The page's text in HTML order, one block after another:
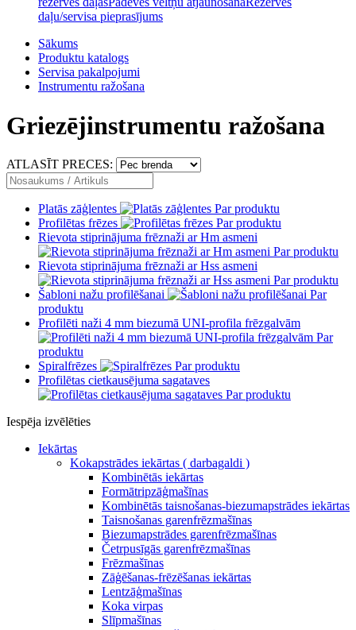
daļu/servisa pieprasījums
Sākums
Produktu katalogs
Servisa pakalpojumi
Instrumentu ražošana
Griezējinstrumentu ražošana
ATLASĪT PRECES:
Platās zāģlentes
Par produktu
Profilētas frēzes
Par produktu
Rievota stiprinājuma frēznaži ar Hm asmeni
Par produktu
Rievota stiprinājuma frēznaži ar Hss asmeni
Par produktu
Šabloni nažu profilēšanai
Par
produktu
Profilēti naži 4 mm biezumā UNI-profila frēzgalvām
Par
produktu
Spiralfrēzes
Par produktu
Profilētas cietkausējuma sagataves
Par produktu
Iespēja izvēlēties
Iekārtas
Kokapstrādes iekārtas ( darbagaldi )
Kombinētās iekārtas
Formātripzāģmašīnas
Kombinētās taisnošanas-biezumapstrādes iekārtas
Taisnošanas garenfrēzmašīnas
Biezumapstrādes garenfrēzmašīnas
Četrpusīgās garenfrēzmašīnas
Frēzmašīnas
Zāģēšanas-frēzēšanas iekārtas
Lentzāģmašīnas
Koka virpas
Slīpmašīnas